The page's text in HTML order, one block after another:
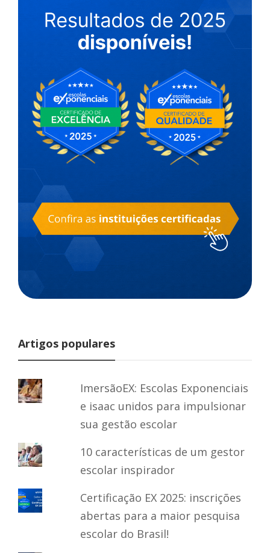
Artigos populares
ImersãoEX: Escolas Exponenciais
e isaac unidos para impulsionar
sua gestão escolar
10 características de um gestor
escolar inspirador
Certificação EX 2025: inscrições
abertas para a maior pesquisa
escolar do Brasil!